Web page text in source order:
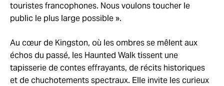
touristes francophones. Nous voulons toucher le
public le plus large possible ».
Au cœur de Kingston, où les ombres se mêlent aux
échos du passé, les Haunted Walk tissent une
tapisserie de contes effrayants, de récits historiques
et de chuchotements spectraux. Elle invite les curieux